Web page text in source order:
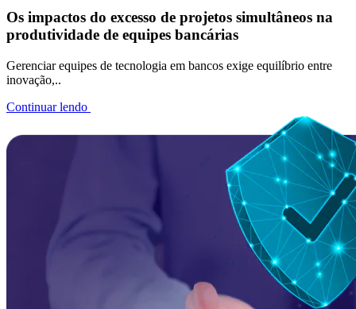
Os impactos do excesso de projetos simultâneos na
produtividade de equipes bancárias
Gerenciar equipes de tecnologia em bancos exige equilíbrio entre
inovação,..
Continuar lendo